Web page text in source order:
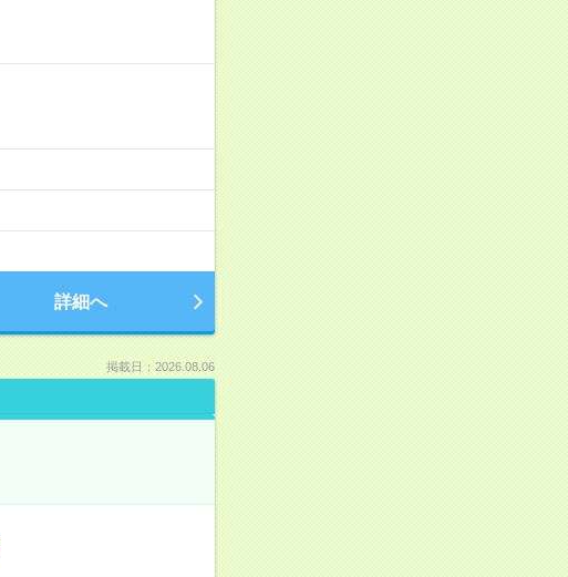
詳細へ
掲載日：2026.08.06